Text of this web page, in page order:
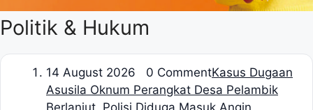
Politik & Hukum
14 August 2026 0 CommentKasus Dugaan
Asusila Oknum Perangkat Desa Pelambik
Berlanjut, Polisi Diduga Masuk Angin